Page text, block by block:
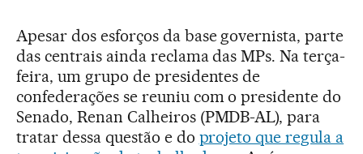
Apesar dos esforços da base governista, parte
das centrais ainda reclama das MPs. Na terça-
feira, um grupo de presidentes de
confederações se reuniu com o presidente do
Senado, Renan Calheiros (PMDB-AL), para
tratar dessa questão e do projeto que regula a